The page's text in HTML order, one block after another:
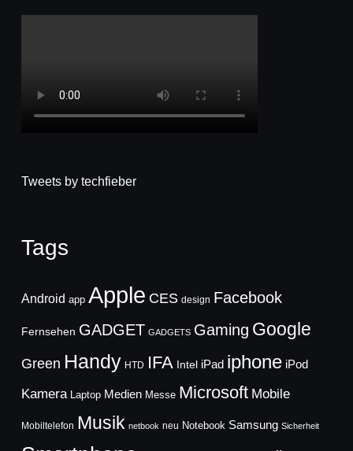
Tweets by techfieber
Tags
Android app Apple CES design Facebook
Fernsehen GADGET GADGETS Gaming Google
Green Handy HTD IFA Intel iPad iphone iPod
Kamera Laptop Medien Messe Microsoft Mobile
Mobiltelefon Musik netbook neu Notebook Samsung Sicherheit